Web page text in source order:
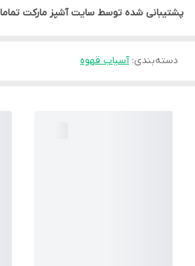
پشتیبانی شده توسط سایت آشپز مارکت تماما دارای
دسته‌بندی:آسیاب قهوه